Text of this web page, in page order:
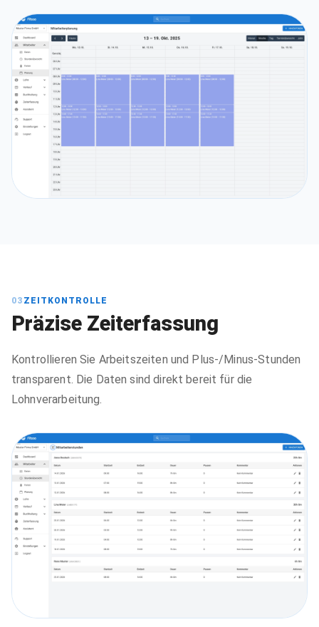
03 ZEITKONTROLLE
Präzise Zeiterfassung
Kontrollieren Sie Arbeitszeiten und Plus-/Minus-Stunden
transparent. Die Daten sind direkt bereit für die
Lohnverarbeitung.